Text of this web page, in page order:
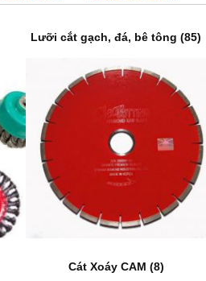
Lưỡi cắt gạch, đá, bê tông (85)
Cát Xoáy CAM (8)